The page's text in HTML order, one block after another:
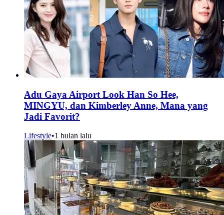
Adu Gaya Airport Look Han So Hee,
MINGYU, dan Kimberley Anne, Mana yang
Jadi Favorit?
Lifestyle•1 bulan lalu